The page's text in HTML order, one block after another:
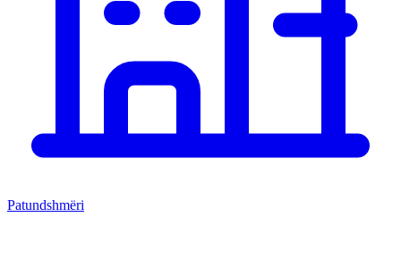
Patundshmëri